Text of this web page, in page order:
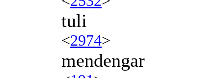
tuli
<2974>
mendengar